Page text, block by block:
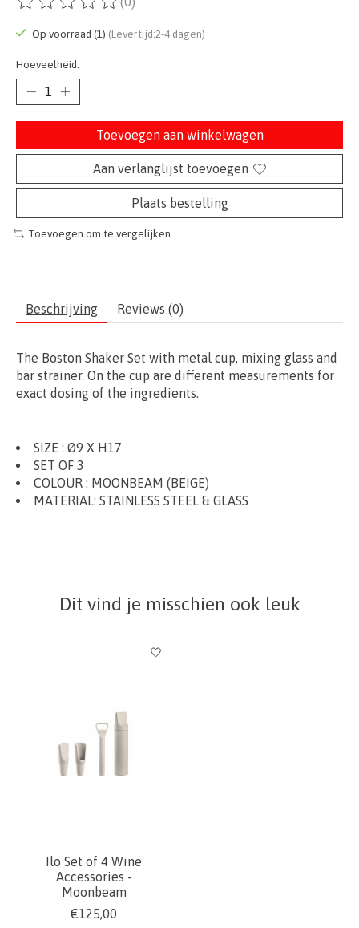
De beoordeling van dit product is
Op voorraad (1) (Levertijd:2-4 dagen)
Hoeveelheid:
Toevoegen aan winkelwagen
Aan verlanglijst toevoegen
Plaats bestelling
Toevoegen om te vergelijken
Beschrijving Reviews (0)
The Boston Shaker Set with metal cup, mixing glass and
bar strainer. On the cup are different measurements for
exact dosing of the ingredients.
SIZE : Ø9 X H17
SET OF 3
COLOUR : MOONBEAM (BEIGE)
MATERIAL: STAINLESS STEEL & GLASS
Dit vind je misschien ook leuk
Items van productcarrousel
Ilo Set of 4 Wine
Accessories -
Moonbeam
€125,00